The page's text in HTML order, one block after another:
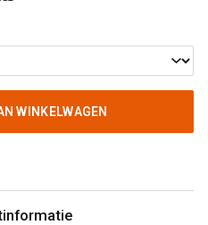
WINKELWAGEN